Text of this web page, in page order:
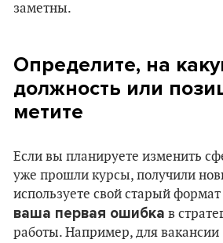
заметны.
Определите, на
должность или
метите
Если вы планируете изменить
уже прошли курсы, получили
используете свой старый
ваша первая ошибка в
работы. Например, для